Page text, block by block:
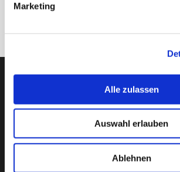
Marketing
Alle zulassen
Auswahl erlauben
Ablehnen
PTI Europa A/S
Papegøjevej 7, DK-6270 Tønder
pti@pti.dk